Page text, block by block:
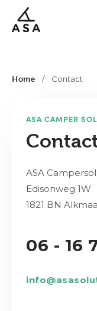
Home / Contact
ASA CAMPER
ASA
Edisonweg 1W
1821 BN
06 - 16